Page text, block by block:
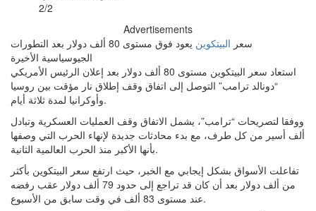
2/2
Advertisements
سعر البيتكوين
يعود فوق مستوى 80 ألف دولار بعد التطورات
الجيوسياسية الأخيرة
استعاد سعر البيتكوين مستوى 80 ألف دولار بعد إعلان الرئيس الأمريكي
“دونالد ترامب” التوصل إلى اتفاق وقف إطلاق نار مؤقت بين روسيا
وأوكرانيا لمدة ثلاثة أيام.
ووفقا لتصريحات “ترامب”، يشمل الاتفاق وقف العمليات العسكرية وتبادل
ألف أسير من كل طرف، مع بدء محادثات جديدة لإنهاء الحرب التي وصفها
بأنها الأكبر منذ الحرب العالمية الثانية.
تفاعلت الأسواق بشكل إيجابي مع الخبر، حيث ارتفع سعر البيتكوين بأكثر
من ألف دولار بعد أن كان قد تراجع إلى حدود 79 ألف دولار عقب رفضه
عند مستوى 83 ألف في وقت سابق من الأسبوع.